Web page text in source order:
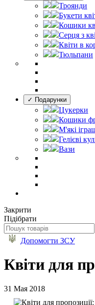
Троянди
Букети
Кошики
Серця з
Квіти в
Тюльпани
✓ Подарунки
Цукерки
Кошики
М'які
Гелієві
Вази
Закрити
Підібрати
Допомогти ЗСУ
Квіти для
31 Мая 2018